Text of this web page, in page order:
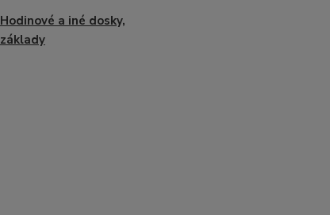
Hodinové a iné dosky,
základy